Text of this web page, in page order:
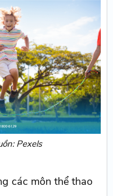
Pexels
các môn thể thao